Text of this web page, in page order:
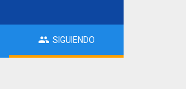
SIGUIENDO